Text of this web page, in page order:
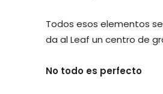
Todos esos elementos
da al Leaf un centro de
No todo es perfecto